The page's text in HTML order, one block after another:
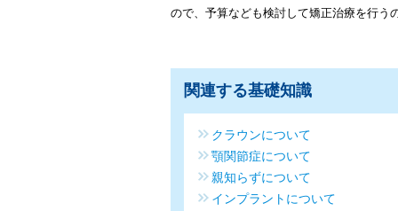
ので、予算なども検討して矯正治療を行う
関連する基礎知識
クラウンについて
顎関節症について
親知らずについて
インプラントについて